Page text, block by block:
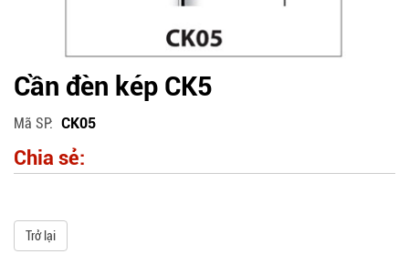
Cần đèn kép CK5
Mã SP CK05
Chia sẻ:
Trở lại